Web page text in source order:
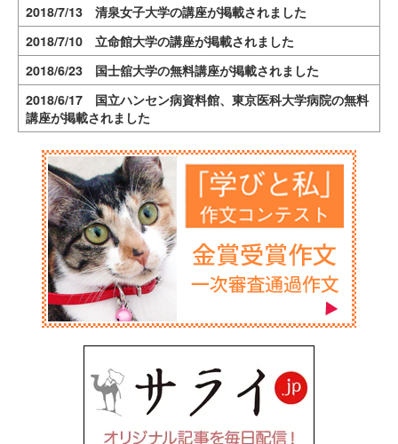
2018/7/13 清泉女子大学の講座が掲載されました
2018/7/10 立命館大学の講座が掲載されました
2018/6/23 国士舘大学の無料講座が掲載されました
2018/6/17 国立ハンセン病資料館、東京医科大学病院の無料
講座が掲載されました